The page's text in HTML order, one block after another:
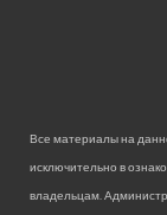
Все материалы на
исключительно в
владельцам.